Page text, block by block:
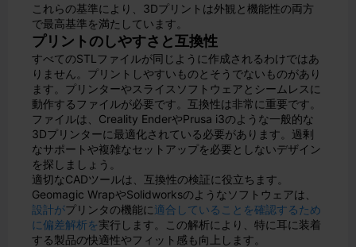
これらの基準により、3Dプリントは外観と機能性の両方
で最高基準を満たしています。
プリントのしやすさと互換性
すべてのSTLファイルが同じように作成されるわけではあ
りません。プリントしやすいものとそうでないものがあり
ます。プリンターやスライスソフトウェアとシームレスに
動作するファイルが必要です。互換性は非常に重要です。
ファイルは、Creality EnderやPrusa i3のような一般的な
3Dプリンターに最適化されている必要があります。過剰
なサポートや複雑なセットアップを必要としないデザイン
を探しましょう。
適切なCADツールは、互換性の検証に役立ちます。
Geomagic WrapやSolidworksのようなソフトウェアは、
設計がプリンタの機能に適合していることを確認するため
に偏差解析を実行します。この解析により、特に耳に装着
する製品の快適性やフィット感も向上します。